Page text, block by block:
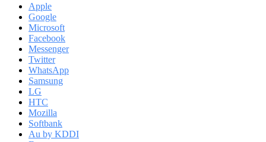
Apple
Google
Microsoft
Facebook
Messenger
Twitter
WhatsApp
Samsung
LG
HTC
Mozilla
Softbank
Au by KDDI